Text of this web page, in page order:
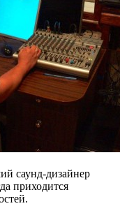
саунд-дизайнер
приходится